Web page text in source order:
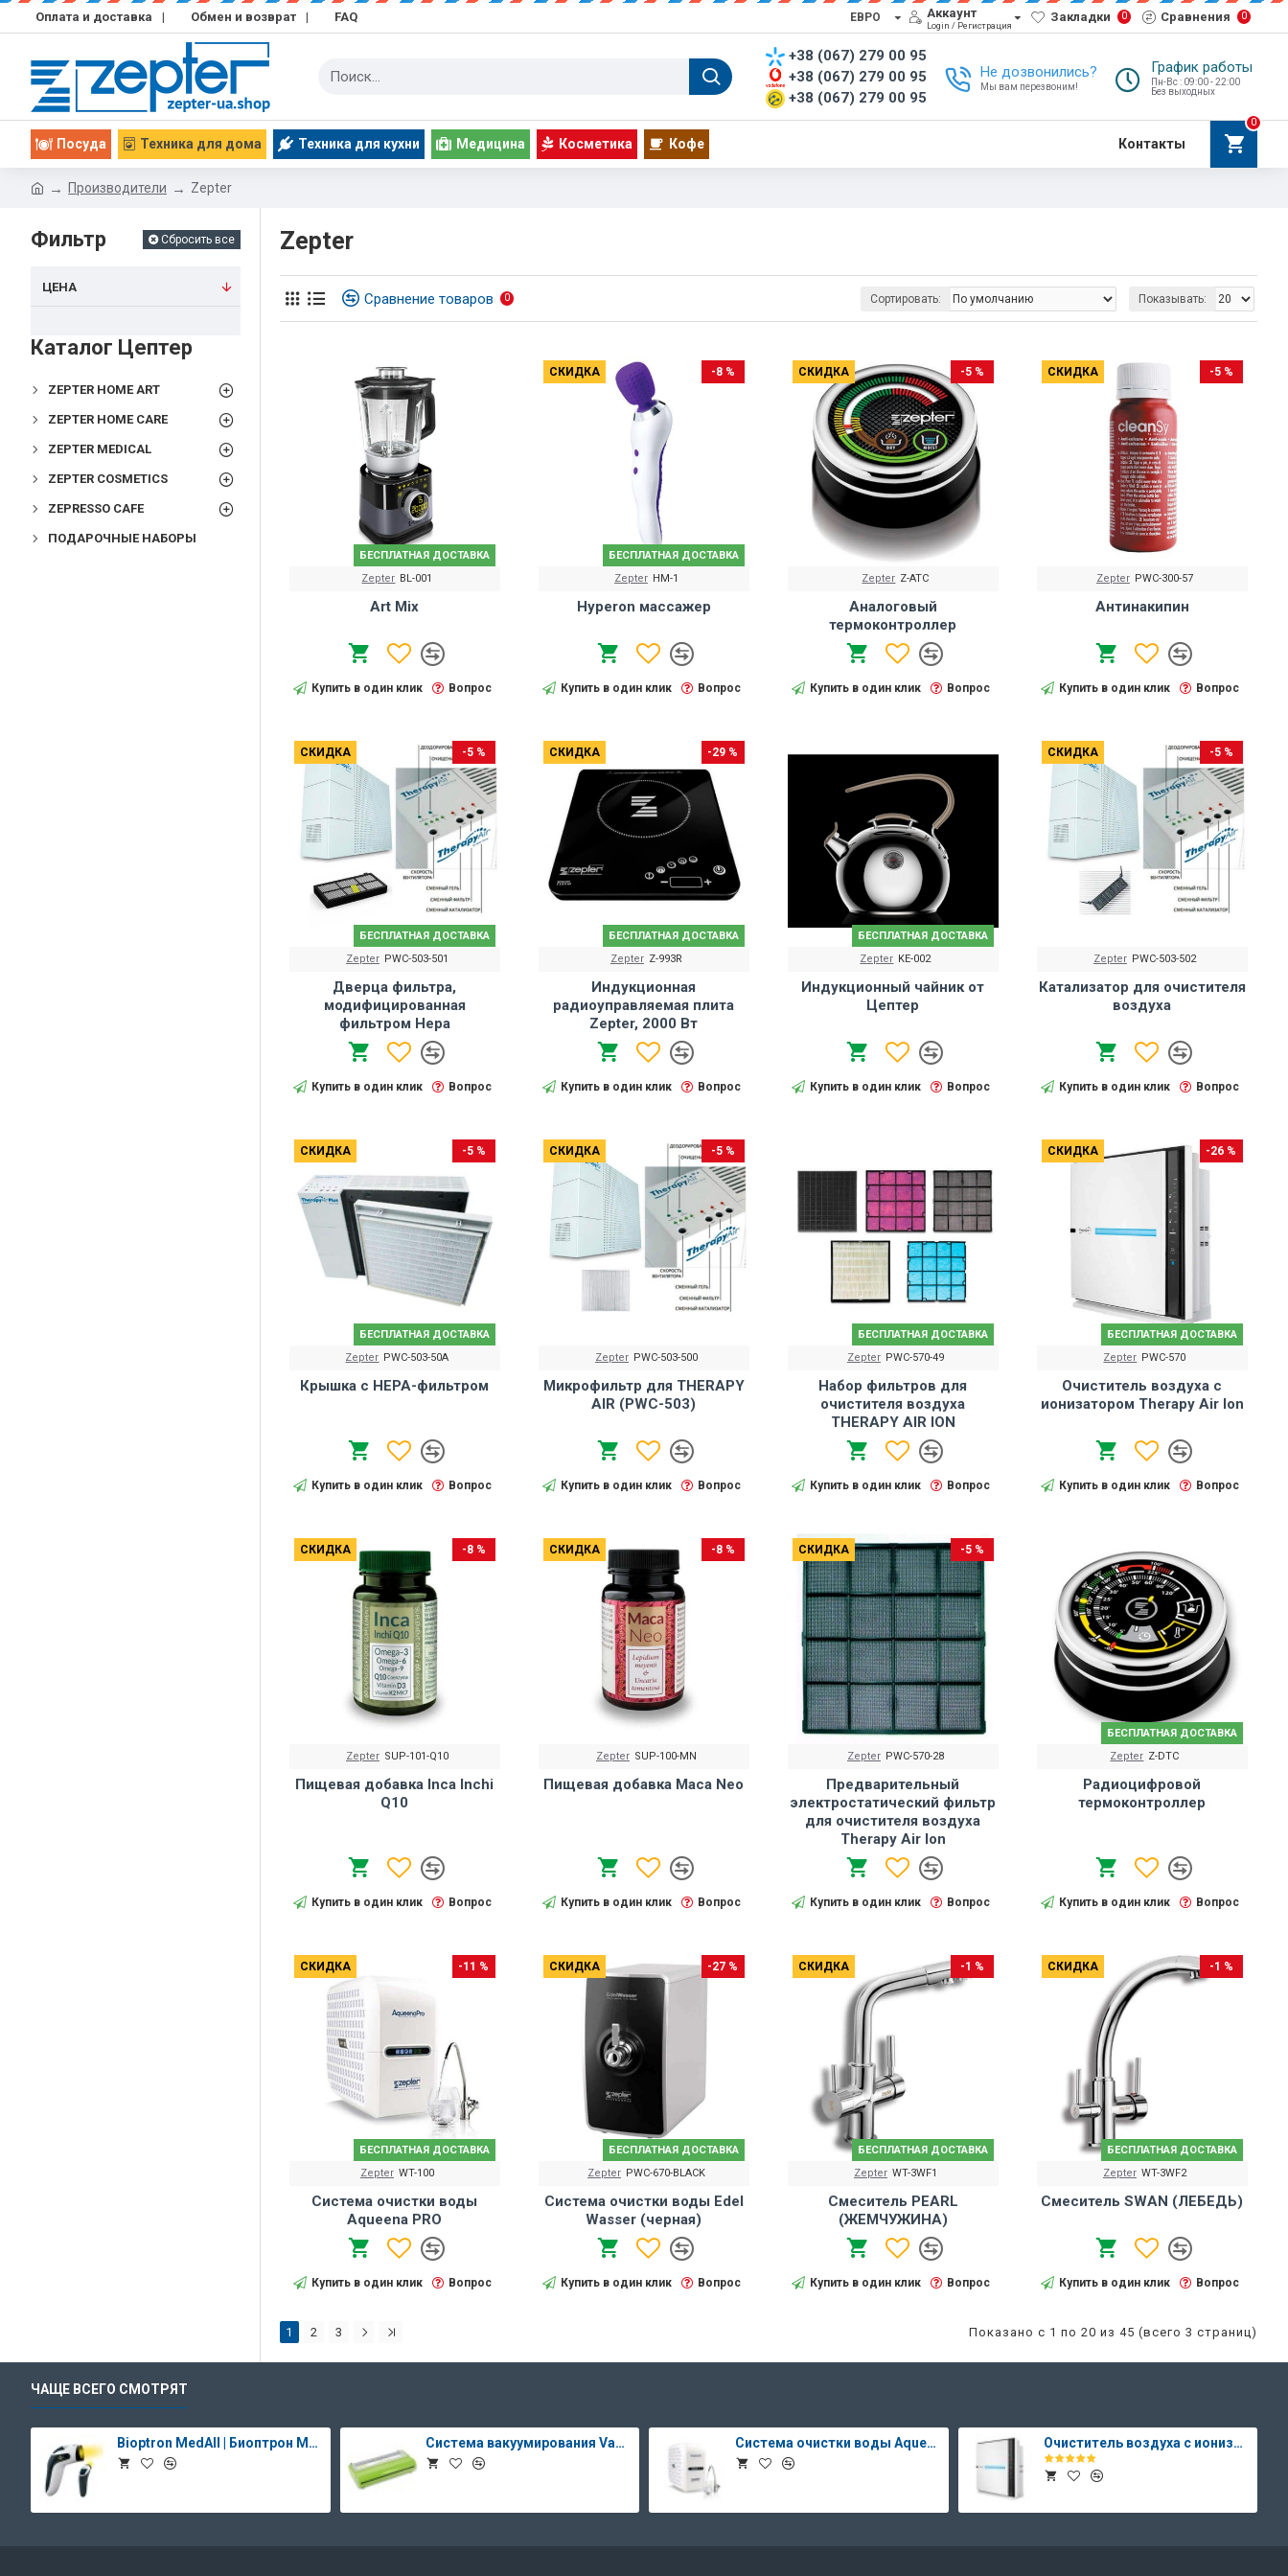
Оплата и доставка | Обмен и возврат | FAQ ЕВРО Аккаунт
Login / Регистрация
Закладки 0 Сравнения 0
+38 (067) 279 00 95
+38 (067) 279 00 95
+38 (067) 279 00 95
Не дозвонились?
Мы вам перезвоним!
График работы
Пн-Вс : 09:00 - 22:00
Без выходных
Посуда Техника для дома Техника для кухни Медицина Косметика Кофе Контакты
0
Производители Zepter
Фильтр Сбросить все
ЦЕНА
Каталог Цептер
ZEPTER HOME ART
ZEPTER HOME CARE
ZEPTER MEDICAL
ZEPTER COSMETICS
ZEPRESSO CAFE
ПОДАРОЧНЫЕ НАБОРЫ
Zepter
Сравнение товаров 0 Сортировать: Показывать:
БЕСПЛАТНАЯ ДОСТАВКА
Zepter BL-001
Art Mix
Купить в один клик Вопрос
СКИДКА
БЕСПЛАТНАЯ ДОСТАВКА
-8 %
Zepter HM-1
Hyperon массажер
Купить в один клик Вопрос
СКИДКА -5 %
Zepter Z-ATC
Аналоговый
термоконтроллер
Купить в один клик Вопрос
СКИДКА -5 %
Zepter PWC-300-57
Антинакипин
Купить в один клик Вопрос
СКИДКА
БЕСПЛАТНАЯ ДОСТАВКА
-5 %
Zepter PWC-503-501
Дверца фильтра,
модифицированная
фильтром Hepa
Купить в один клик Вопрос
СКИДКА
БЕСПЛАТНАЯ ДОСТАВКА
-29 %
Zepter Z-993R
Индукционная
радиоуправляемая плита
Zepter, 2000 Вт
Купить в один клик Вопрос
БЕСПЛАТНАЯ ДОСТАВКА
Zepter KE-002
Индукционный чайник от
Цептер
Купить в один клик Вопрос
СКИДКА -5 %
Zepter PWC-503-502
Катализатор для очистителя
воздуха
Купить в один клик Вопрос
СКИДКА
БЕСПЛАТНАЯ ДОСТАВКА
-5 %
Zepter PWC-503-50A
Крышка с HEPA-фильтром
Купить в один клик Вопрос
СКИДКА -5 %
Zepter PWC-503-500
Микрофильтр для THERAPY
AIR (PWC-503)
Купить в один клик Вопрос
БЕСПЛАТНАЯ ДОСТАВКА
Zepter PWC-570-49
Набор фильтров для
очистителя воздуха
THERAPY AIR ION
Купить в один клик Вопрос
СКИДКА
БЕСПЛАТНАЯ ДОСТАВКА
-26 %
Zepter PWC-570
Очиститель воздуха с
ионизатором Therapy Air Ion
Купить в один клик Вопрос
СКИДКА -8 %
Zepter SUP-101-Q10
Пищевая добавка Inca Inchi
Q10
Купить в один клик Вопрос
СКИДКА -8 %
Zepter SUP-100-MN
Пищевая добавка Maca Neo
Купить в один клик Вопрос
СКИДКА -5 %
Zepter PWC-570-28
Предварительный
электростатический фильтр
для очистителя воздуха
Therapy Air Ion
Купить в один клик Вопрос
БЕСПЛАТНАЯ ДОСТАВКА
Zepter Z-DTC
Радиоцифровой
термоконтроллер
Купить в один клик Вопрос
СКИДКА
БЕСПЛАТНАЯ ДОСТАВКА
-11 %
Zepter WT-100
Система очистки воды
Aqueena PRO
Купить в один клик Вопрос
СКИДКА
БЕСПЛАТНАЯ ДОСТАВКА
-27 %
Zepter PWC-670-BLACK
Система очистки воды Edel
Wasser (черная)
Купить в один клик Вопрос
СКИДКА
БЕСПЛАТНАЯ ДОСТАВКА
-1 %
Zepter WT-3WF1
Смеситель PEARL
(ЖЕМЧУЖИНА)
Купить в один клик Вопрос
СКИДКА
БЕСПЛАТНАЯ ДОСТАВКА
-1 %
Zepter WT-3WF2
Смеситель SWAN (ЛЕБЕДЬ)
Купить в один клик Вопрос
1 2 3 Показано с 1 по 20 из 45 (всего 3 страниц)
ЧАЩЕ ВСЕГО СМОТРЯТ
Bioptron MedAll | Биоптрон Медолл Система вакуумирования Vacsy Система очистки воды Aqueena PRO Очиститель воздуха с ионизатором Therapy Air Ion